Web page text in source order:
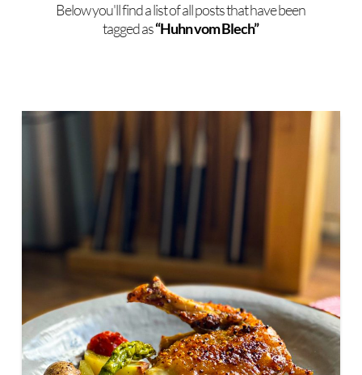
Below you'll find a list of all posts that have been
tagged as“Huhn vom Blech”